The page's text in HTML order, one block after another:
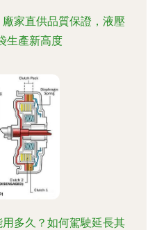
家直供品質保證，液壓
生產新高度
多久？如何駕駛延長其